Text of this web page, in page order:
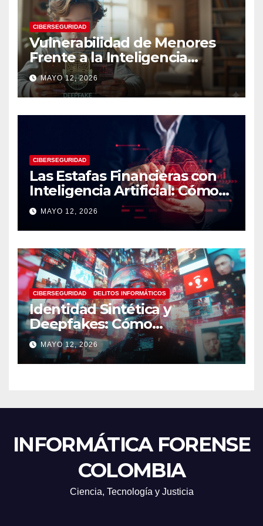
CIBERSEGURIDAD
Vulnerabilidad de Menores
Frente a la Inteligencia
Artificial: Riesgos Digitales,
Manipulación y Protección
Tecnológica
MAYO 12, 2026
CIBERSEGURIDAD
Las Estafas Financieras con
Inteligencia Artificial: Cómo
Operan, Cómo Detectarlas y
Cómo Protegerse
MAYO 12, 2026
CIBERSEGURIDAD DELITOS INFORMÁTICOS
Identidad Sintética y
Deepfakes: Cómo
Detectarlos y Qué
Herramientas Utilizar en
Investigaciones Digitales
MAYO 12, 2026
INFORMÁTICA FORENSE
COLOMBIA
Ciencia, Tecnología y Justicia